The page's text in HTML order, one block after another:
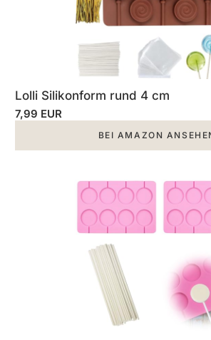
Lolli Silikonform rund 4 cm
7,99 EUR
BEI AMAZON